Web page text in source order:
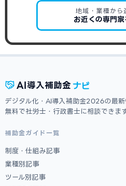
地域・業種から
お近くの専門
AI 導入補助金 ナビ
デジタル化・AI導入補助金2026の最
無料で社労士・行政書士に相談できま
補助金ガイド一覧
制度・仕組み記事
業種別記事
ツール別記事